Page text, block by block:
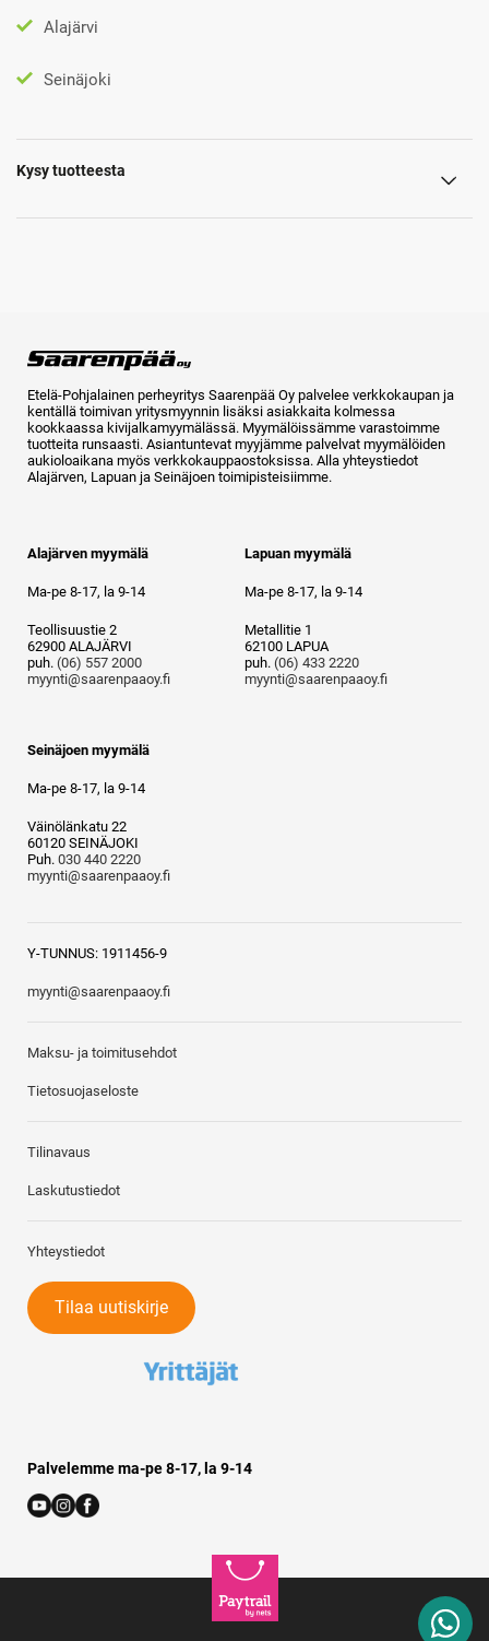
Alajärvi
Seinäjoki
Kysy tuotteesta
Etelä-Pohjalainen perheyritys Saarenpää Oy palvelee verkkokaupan ja
kentällä toimivan yritysmyynnin lisäksi asiakkaita kolmessa
kookkaassa kivijalkamyymälässä. Myymälöissämme varastoimme
tuotteita runsaasti. Asiantuntevat myyjämme palvelvat myymälöiden
aukioloaikana myös verkkokauppaostoksissa. Alla yhteystiedot
Alajärven, Lapuan ja Seinäjoen toimipisteisiimme.
Alajärven myymälä
Ma-pe 8-17, la 9-14
Teollisuustie 2
62900 ALAJÄRVI
puh. (06) 557 2000
myynti@saarenpaaoy.fi
Lapuan myymälä
Ma-pe 8-17, la 9-14
Metallitie 1
62100 LAPUA
puh. (06) 433 2220
myynti@saarenpaaoy.fi
Seinäjoen myymälä
Ma-pe 8-17, la 9-14
Väinölänkatu 22
60120 SEINÄJOKI
Puh. 030 440 2220
myynti@saarenpaaoy.fi
Y-TUNNUS: 1911456-9
myynti@saarenpaaoy.fi
Maksu- ja toimitusehdot
Tietosuojaseloste
Tilinavaus
Laskutustiedot
Yhteystiedot
Tilaa uutiskirje
Palvelemme ma-pe 8-17, la 9-14